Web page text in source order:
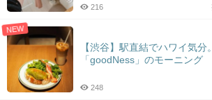
216
NEW
【渋谷】駅直結でハワイ気分
「goodNess」のモーニング
248